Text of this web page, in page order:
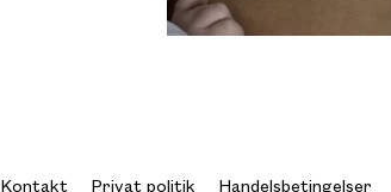
Kontakt Privat politik Handelsbetingelser